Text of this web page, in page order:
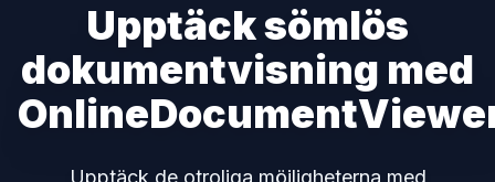
Upptäck sömlös
dokumentvisning med
Upptäck de otroliga möjligheterna med